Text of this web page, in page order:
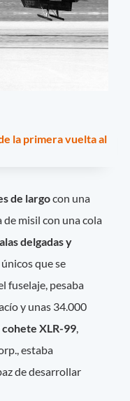
la primera vuelta al
de largocon una
misil con una cola
alas delgadas y
que se
fuselaje, pesaba
y unas 34.000
XLR-99,
estaba
de desarrollar